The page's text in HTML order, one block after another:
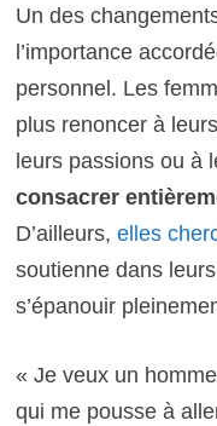
Un des
l’importance
personnel. Les
plus renoncer à
leurs passions ou à
consacrer
D’ailleurs, elles
soutienne dans
s’épanouir
« Je veux un
qui me pousse à